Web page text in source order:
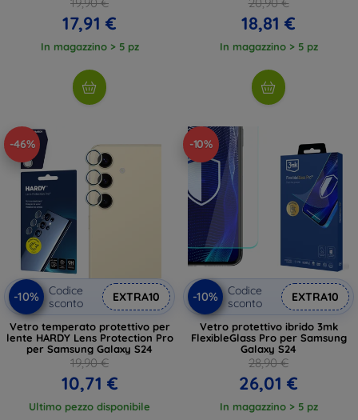
17,91 €
In magazzino > 5 pz
18,81 €
In magazzino > 5 pz
-46%
-10%
Codice
sconto
EXTRA10
Vetro temperato protettivo per
lente HARDY Lens Protection Pro
per Samsung Galaxy S24
19,90 €
10,71 €
Ultimo pezzo disponibile
-10%
-10%
Codice
sconto
EXTRA10
Vetro protettivo ibrido 3mk
FlexibleGlass Pro per Samsung
Galaxy S24
28,90 €
26,01 €
In magazzino > 5 pz